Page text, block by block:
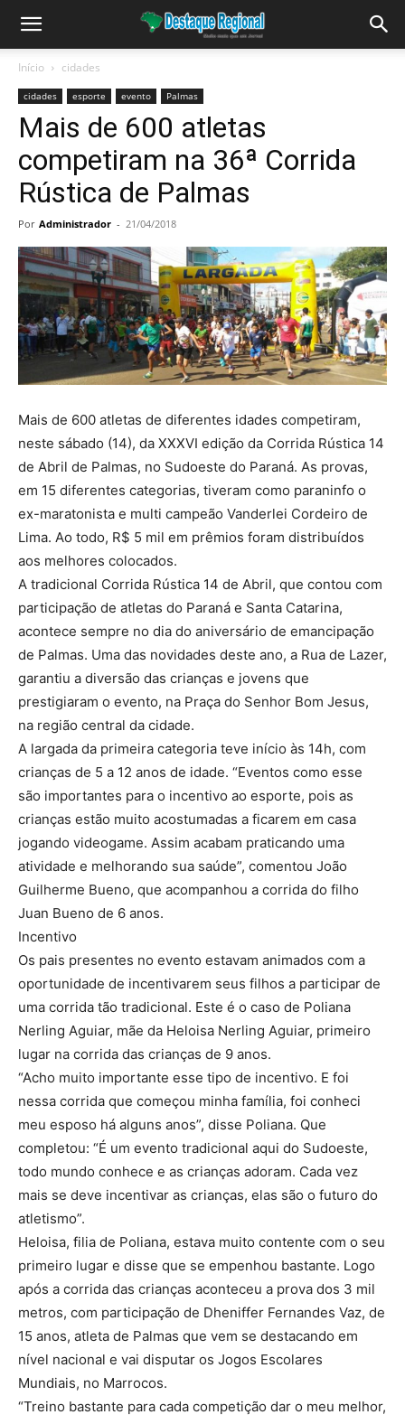
Início cidades
cidades esporte evento Palmas
Mais de 600 atletas
competiram na 36ª Corrida
Rústica de Palmas
Por Administrador - 21/04/2018
Mais de 600 atletas de diferentes idades competiram,
neste sábado (14), da XXXVI edição da Corrida Rústica 14
de Abril de Palmas, no Sudoeste do Paraná. As provas,
em 15 diferentes categorias, tiveram como paraninfo o
ex-maratonista e multi campeão Vanderlei Cordeiro de
Lima. Ao todo, R$ 5 mil em prêmios foram distribuídos
aos melhores colocados.
A tradicional Corrida Rústica 14 de Abril, que contou com
participação de atletas do Paraná e Santa Catarina,
acontece sempre no dia do aniversário de emancipação
de Palmas. Uma das novidades deste ano, a Rua de Lazer,
garantiu a diversão das crianças e jovens que
prestigiaram o evento, na Praça do Senhor Bom Jesus,
na região central da cidade.
A largada da primeira categoria teve início às 14h, com
crianças de 5 a 12 anos de idade. “Eventos como esse
são importantes para o incentivo ao esporte, pois as
crianças estão muito acostumadas a ficarem em casa
jogando videogame. Assim acabam praticando uma
atividade e melhorando sua saúde”, comentou João
Guilherme Bueno, que acompanhou a corrida do filho
Juan Bueno de 6 anos.
Incentivo
Os pais presentes no evento estavam animados com a
oportunidade de incentivarem seus filhos a participar de
uma corrida tão tradicional. Este é o caso de Poliana
Nerling Aguiar, mãe da Heloisa Nerling Aguiar, primeiro
lugar na corrida das crianças de 9 anos.
“Acho muito importante esse tipo de incentivo. E foi
nessa corrida que começou minha família, foi conheci
meu esposo há alguns anos”, disse Poliana. Que
completou: “É um evento tradicional aqui do Sudoeste,
todo mundo conhece e as crianças adoram. Cada vez
mais se deve incentivar as crianças, elas são o futuro do
atletismo”.
Heloisa, filia de Poliana, estava muito contente com o seu
primeiro lugar e disse que se empenhou bastante. Logo
após a corrida das crianças aconteceu a prova dos 3 mil
metros, com participação de Dheniffer Fernandes Vaz, de
15 anos, atleta de Palmas que vem se destacando em
nível nacional e vai disputar os Jogos Escolares
Mundiais, no Marrocos.
“Treino bastante para cada competição dar o meu melhor,